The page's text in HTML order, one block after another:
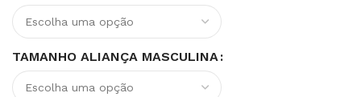
TAMANHO ALIANÇA MASCULINA